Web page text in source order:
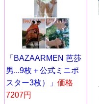
「BAZAARMEN 芭莎
男...9枚＋公式ミニポ
スター3枚）」 価格
7207円